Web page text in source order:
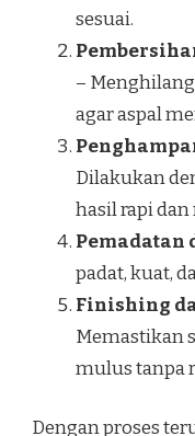
sesuai.
–
agar aspal
Dilakukan
hasil rapi dan
Pemadatan
padat, kuat,
Finishing
Memastikan
mulus tanpa
Dengan proses